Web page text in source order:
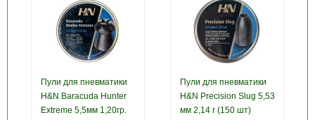
Пули для пневматики
H&N Baracuda Hunter
Extreme 5,5мм 1,20гр.
Пули для пневматики
H&N Precision Slug 5,53
мм 2,14 г (150 шт)